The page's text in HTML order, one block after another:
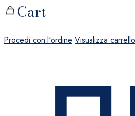
Cart
Procedi con l'ordine Visualizza carrello